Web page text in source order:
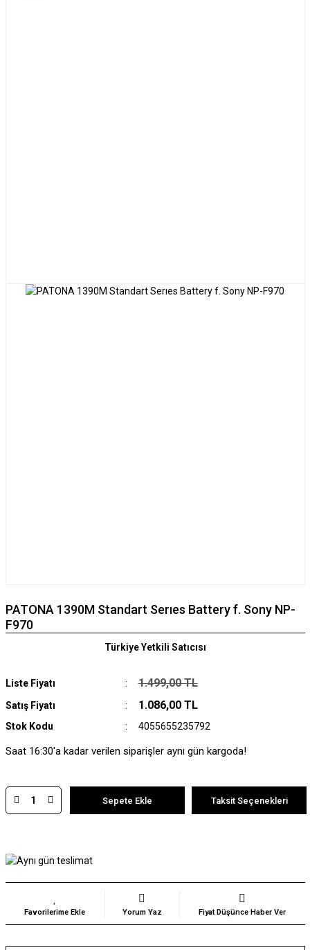
PATONA 1390M Standart Serıes Battery f. Sony NP-
F970
Liste Fiyatı 1.499,00 TL
Satış Fiyatı 1.086,00 TL
Stok Kodu 4055655235792
Türkiye Yetkili Satıcısı
Saat 16:30'a kadar verilen siparişler aynı gün kargoda!
Sepete Ekle Taksit Seçenekleri
Yorum Yaz Fiyat Düşünce Haber Ver